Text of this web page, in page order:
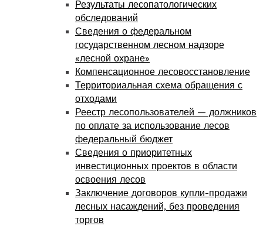
Результаты лесопатологических
обследований
Сведения о федеральном
государственном лесном надзоре
«лесной охране»
Компенсационное лесовосстановление
Территориальная схема обращения с
отходами
Реестр лесопользователей — должников
по оплате за использование лесов
федеральный бюджет
Сведения о приоритетных
инвестиционных проектов в области
освоения лесов
Заключение договоров купли-продажи
лесных насаждений, без проведения
торгов